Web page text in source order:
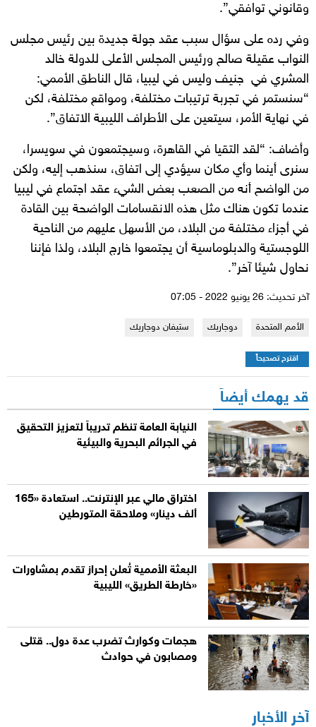
وقانوني توافقي”.
وفي رده على سؤال سبب عقد جولة جديدة بين رئيس مجلس
النواب عقيلة صالح ورئيس المجلس الأعلى للدولة خالد
المشري في جنيف وليس في ليبيا، قال الناطق الأممي:
“سنستمر في تجربة ترتيبات مختلفة، ومواقع مختلفة، لكن
في نهاية الأمر، سيتعين على الأطراف الليبية الاتفاق”.
وأضاف: “لقد التقيا في القاهرة، وسيجتمعون في سويسرا،
سنرى أينما وأي مكان سيؤدي إلى اتفاق، سنذهب إليه، ولكن
من الواضح أنه من الصعب بعض الشيء عقد اجتماع في ليبيا
عندما تكون هناك مثل هذه الانقسامات الواضحة بين القادة
في أجزاء مختلفة من البلاد، من الأسهل عليهم من الناحية
اللوجستية والدبلوماسية أن يجتمعوا خارج البلاد، ولذا فإننا
نحاول شيئا آخر”.
آخر تحديث: 26 يونيو 2022 - 07:05
الأمم المتحدة دوجاريك ستيفان دوجاريك
اقترح تصحيحاً
قد يهمك أيضاً
النيابة العامة تنظم تدريباً لتعزيز التحقيق
في الجرائم البحرية والبيئية
اختراق مالي عبر الإنترنت.. استعادة «165
ألف دينار» وملاحقة المتورطين
البعثة الأممية تُعلن إحراز تقدم بمشاورات
«خارطة الطريق» الليبية
هجمات وكوارث تضرب عدة دول.. قتلى
ومصابون في حوادث
آخر الأخبار